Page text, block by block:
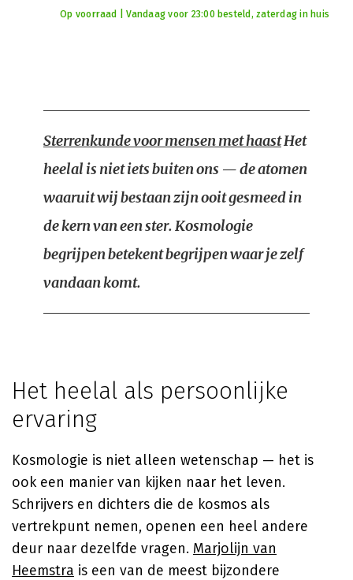
Op voorraad | Vandaag voor 23:00 besteld, zaterdag in huis
Sterrenkunde voor mensen met haastHet
heelal is niet iets buiten ons — de atomen
waaruit wij bestaan zijn ooit gesmeed in
de kern van een ster. Kosmologie
begrijpen betekent begrijpen waar je zelf
vandaan komt.
Het heelal als persoonlijke
ervaring
Kosmologie is niet alleen wetenschap — het is
ook een manier van kijken naar het leven.
Schrijvers en dichters die de kosmos als
vertrekpunt nemen, openen een heel andere
deur naar dezelfde vragen. Marjolijn van
Heemstra is een van de meest bijzondere